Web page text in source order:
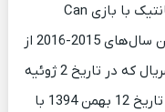
مجموعه تلویزیونی ترکی در ژانر کمدی رمانتیک با بازی Can
Yaman و Açelya Topaloğlu است که بین سال‌های 2015-2016 از
شبکه FOX پخش شد. قسمت اول این سریال که در تاریخ 2 ژوئیه
2015 پخش شد، با انتشار قسمت 32 در تاریخ 12 بهمن 1394 با